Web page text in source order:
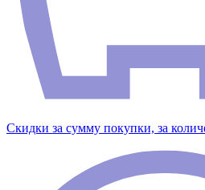
Скидки за сумму покупки, за